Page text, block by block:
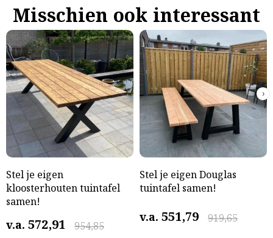
Misschien ook interessant
Stel je eigen
kloosterhouten tuintafel
samen!
v.a. 954,85
572,91
Stel je eigen Douglas
tuintafel samen!
v.a. 919,65
551,79
›